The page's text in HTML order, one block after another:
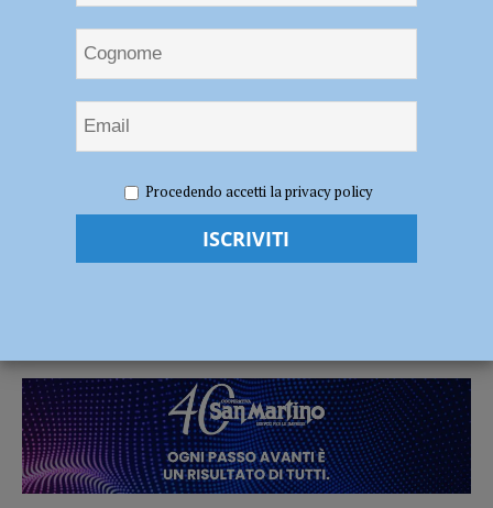
Piacenza, l’evento è rinviato al 16 maggio
Plácido Domingo al Teatro Municipale di
Procedendo accetti la privacy policy